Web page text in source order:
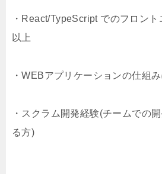
・React/TypeScript でのフロン
以上
・WEBアプリケーションの仕組
・スクラム開発経験(チームでの
る方)